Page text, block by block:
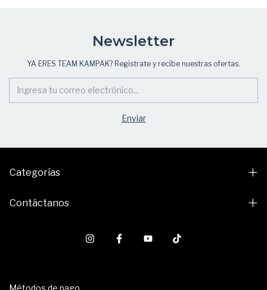
Newsletter
YA ERES TEAM KAMPAK? Registrate y recibe nuestras ofertas.
Categorías
Contáctanos